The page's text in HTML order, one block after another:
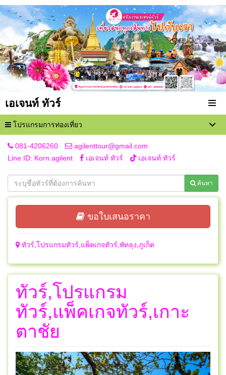
เอเจนท์ ทัวร์
โปรแกรมการท่องเที่ยว
081-4206260
agilenttour@gmail.com
Line ID: Korn.agilent
เอเจนท์ ทัวร์ เอเจนท์ ทัวร์
ค้นหา
ขอใบเสนอราคา
ทัวร์,โปรแกรมทัวร์,แพ็คเกจทัวร์,พัทลุง,ภูเก็ต
ทัวร์,โปรแกรม
ทัวร์,แพ็คเกจทัวร์,เกาะ
ตาชัย